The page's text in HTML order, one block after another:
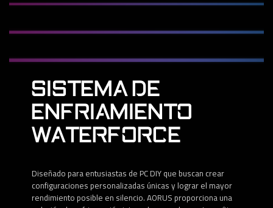
SISTEMA DE
ENFRIAMIENTO
WATERFORCE
Diseñado para entusiastas de PC DIY que buscan crear
configuraciones personalizadas únicas y lograr el mayor
rendimiento posible en silencio. AORUS proporciona una